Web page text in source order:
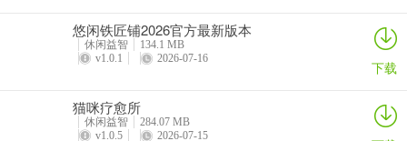
大好婚礼(婚礼一站式服务)常见问题
问：大好婚礼提供哪些商品？
答：商品来自全国线下500多家店铺，涵盖布置、家具、厨具等，品
悠闲铁匠铺2026官方最新版本
休闲益智
134.1 MB
v1.0.1
2026-07-16 下载
猫咪疗愈所
休闲益智
284.07 MB
v1.0.5
2026-07-15